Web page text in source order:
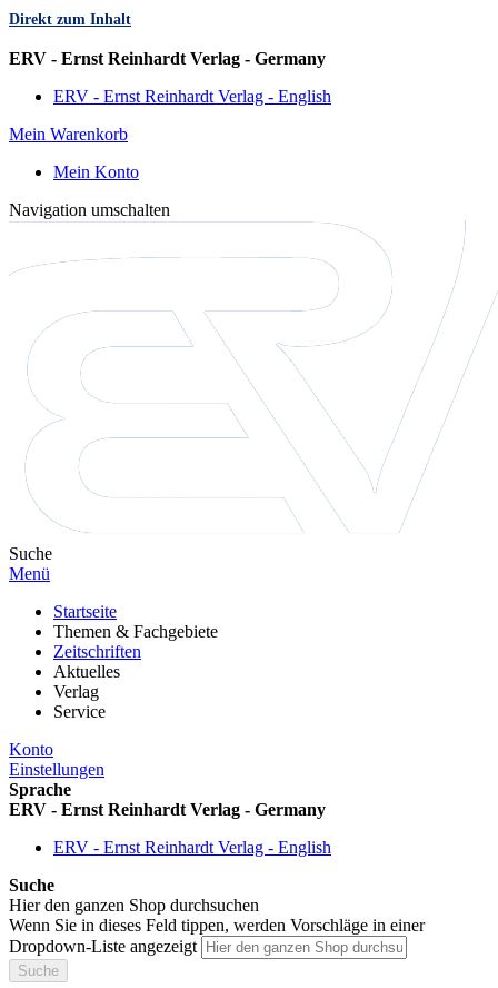
Direkt zum Inhalt
ERV - Ernst Reinhardt Verlag - Germany
ERV - Ernst Reinhardt Verlag - English
Mein Warenkorb
Mein Konto
Navigation umschalten
Suche
Menü
Startseite
Themen & Fachgebiete
Zeitschriften
Aktuelles
Verlag
Service
Konto
Einstellungen
Sprache
ERV - Ernst Reinhardt Verlag - Germany
ERV - Ernst Reinhardt Verlag - English
Suche
Hier den ganzen Shop durchsuchen
Wenn Sie in dieses Feld tippen, werden Vorschläge in einer
Dropdown-Liste angezeigt
Suche